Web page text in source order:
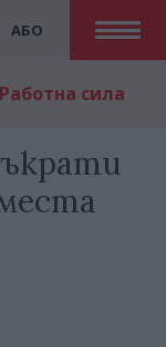
АБО
Работна сила